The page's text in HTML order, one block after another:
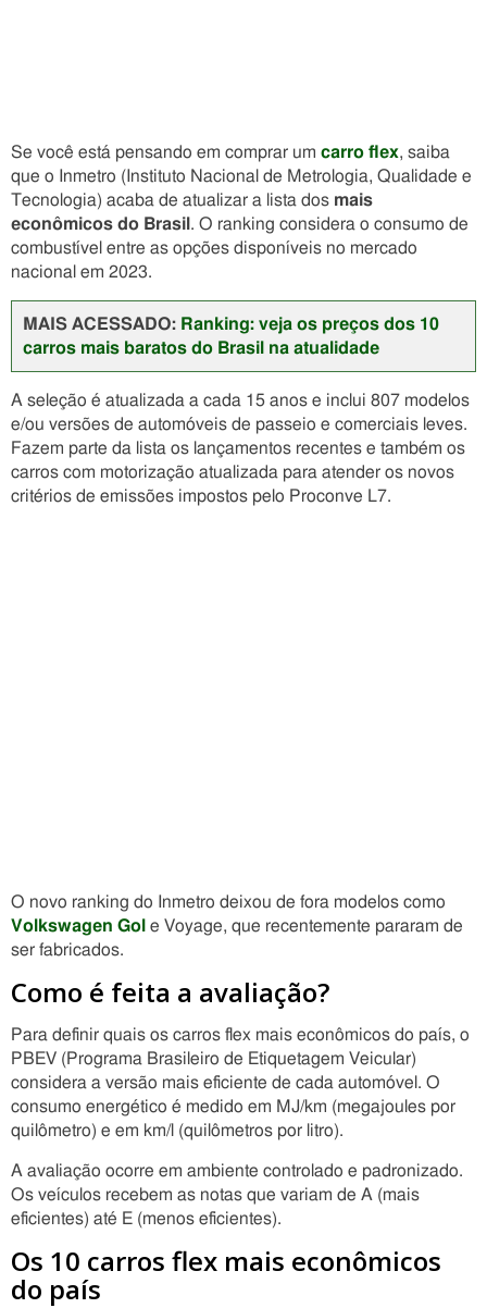
Se você está pensando em comprar um carro flex, saiba
que o Inmetro (Instituto Nacional de Metrologia, Qualidade e
Tecnologia) acaba de atualizar a lista dos mais
econômicos do Brasil . O ranking considera o consumo de
combustível entre as opções disponíveis no mercado
nacional em 2023.
MAIS ACESSADO: Ranking: veja os preços dos 10
carros mais baratos do Brasil na atualidade
A seleção é atualizada a cada 15 anos e inclui 807 modelos
e/ou versões de automóveis de passeio e comerciais leves.
Fazem parte da lista os lançamentos recentes e também os
carros com motorização atualizada para atender os novos
critérios de emissões impostos pelo Proconve L7.
O novo ranking do Inmetro deixou de fora modelos como
Volkswagen Gol e Voyage, que recentemente pararam de
ser fabricados.
Como é feita a avaliação?
Para definir quais os carros flex mais econômicos do país, o
PBEV (Programa Brasileiro de Etiquetagem Veicular)
considera a versão mais eficiente de cada automóvel. O
consumo energético é medido em MJ/km (megajoules por
quilômetro) e em km/l (quilômetros por litro).
A avaliação ocorre em ambiente controlado e padronizado.
Os veículos recebem as notas que variam de A (mais
eficientes) até E (menos eficientes).
Os 10 carros flex mais econômicos
do país